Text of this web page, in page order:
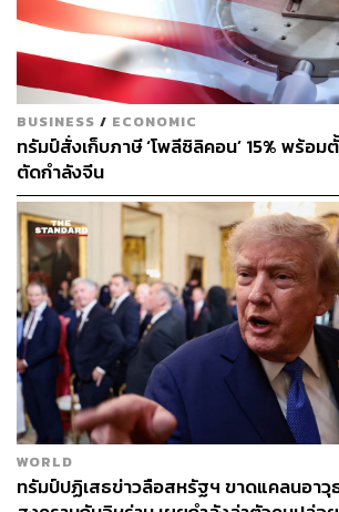
Photo: THIERRY
‘นาโต’จากภัยคอมมิวนิสต์สู่ภัยการก่อการ
องค์การสนธิสัญญาแอตแลนติกเหนือ ห
ในช่วงสงครามเย็น เป็นความร่วมมือทาง
สองฝั่งมหาสมุทรแอตแลนติก โดยได้รับกา
มหาอำนาจอย่างสหรัฐฯ แรกเริ่มมีวัตถุประ
ป้องกันร่วมและถ่วงดุลอำนาจกับประเทศค
กติกาสัญญาวอร์ซอ (Warsaw Pact) ที่มีสห
แกนนำ
ต่อมาภายหลังจากที่คอมมิวนิสต์ในยุโร
สลายลง นาโตได้จัดตั้งหุ้นส่วนเพื่อสันติภา
Peace) ขึ้น โดยเป็นการขยายความร่วมมือ
BUSINESS / ECONOMIC
ทรัมป์สั่งเก็บภาษี ‘โพลีซิลิคอน’ 15% พร้อม
ตัดกำลังจีน
WORLD
ทรัมป์ปฏิเสธข่าวลือสหรัฐฯ ขาดแคลนอาวุ